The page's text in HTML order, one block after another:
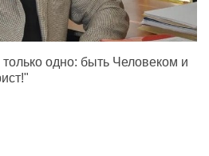
одно: быть Человеком и